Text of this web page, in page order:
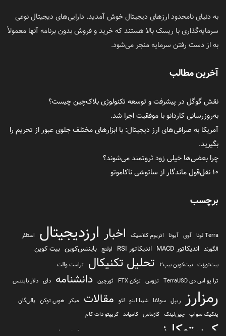
به دنیای نامحدود ارزهای دیجیتال خوش آمدید. دارایی‌های دیجیتال نوعی
سرمایه‌گذاری با ریسک بالا هستند که خرید و فروش بدون برنامه آنها معمولاً
به از دست رفتن سرمایه منجر می‌شود.
آخرین مطالب
نقش گوگل در پیشرفت و توسعه تکنولوژی بلاک‌چین چیست؟
به‌روزرسانی کاردانو با موفقیت اجرا شد.
آمریکا به صرافی‌های ارز دیجیتال: با ابزارهای مختلف جلوی عبور از تحریم را
بگیرید.
چرا بعضی‌ها خیلی زود ثروتمند می‌شوند؟
۱۰ نقل‌قول ماندگار از ساتوشی ناکاموتو
برچسب
Terra لونا آوی آیوتا اتریوم کلاسیک اخبار ارزدیجیتال
استلار
الگورند اندیکاتور MACD اندیکاتور RSI اولنچ بایننس‌کوین بیت کوین
بیت‌تورنت بیت‌کوین بیپ2 تحلیل تکنیکال
تراست والت
ترا یو اس دی TerraUSD
تزوس توکن FTX ثورچین دانشنامه دای دلار بایننس
رمزارز ریپل سولانا شیبا اینو لئو مقالات میکر هوبی توکن پالی‌گان
پنکیک سواپ چین‌لینک کازماس کامپاند کریپتو دات کام
کریپتوکارنسی کیف پول